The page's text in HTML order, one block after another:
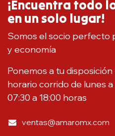
¡Encuentra todo
en un solo lugar!
Somos el socio perfecto
y economía
Ponemos a tu
horario corrido de lunes
07:30 a 18:00 horas
ventas@amaromx.com